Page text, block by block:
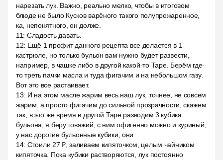
нарезать лук. Важно, реально мелко, чтобы в итоговом
блюде не было Кусков варёного такого полупрожаренное,
ка, непонятного, он долже.
11: Сладость давать.
12: Ещё 1 профит данного рецепта все делается в 1
кастрюле, но только бульон вам нужно будет развести,
например, в чашке либо в другой какой-то Таре. Берём где-
то треть пачки масла и туда фигачим и на небольшом газу.
Вот это все растаивает.
13: И на этом масле жарим весь наш лук, точнее, не совсем
жарим, а просто фигачим до сильной прозрачности, скажем
так, в это же время в другой Таре разводим 3 кубика
бульона, я беру говяжий, с ним офигенно можно и куриный,
у нас дорогие бульонные кубики, они
14: Стоили 27 ₽, заливаем кипяточком, целым чайником
кипяточка. Пока кубики растворяются, лук постоянно